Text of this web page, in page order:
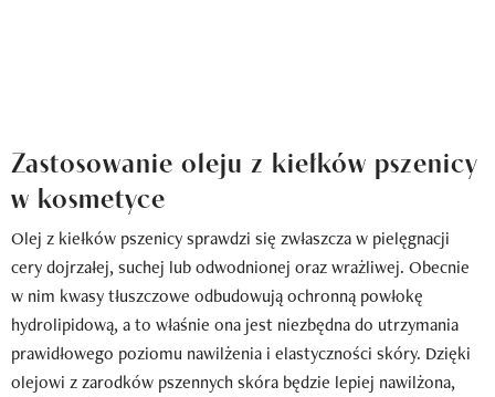
Zastosowanie oleju z kiełków pszenicy
w kosmetyce
Olej z kiełków pszenicy sprawdzi się zwłaszcza w pielęgnacji
cery dojrzałej, suchej lub odwodnionej oraz wrażliwej. Obecnie
w nim kwasy tłuszczowe odbudowują ochronną powłokę
hydrolipidową, a to właśnie ona jest niezbędna do utrzymania
prawidłowego poziomu nawilżenia i elastyczności skóry. Dzięki
olejowi z zarodków pszennych skóra będzie lepiej nawilżona,